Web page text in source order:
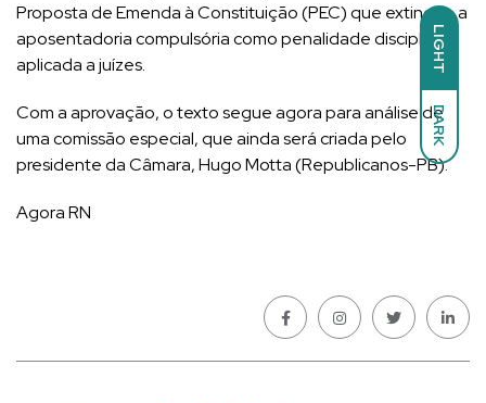
LIGHT
DARK
Proposta de Emenda à Constituição (PEC) que extingue a
aposentadoria compulsória como penalidade disciplinar
aplicada a juízes.
Com a aprovação, o texto segue agora para análise de
uma comissão especial, que ainda será criada pelo
presidente da Câmara, Hugo Motta (Republicanos-PB).
Agora RN